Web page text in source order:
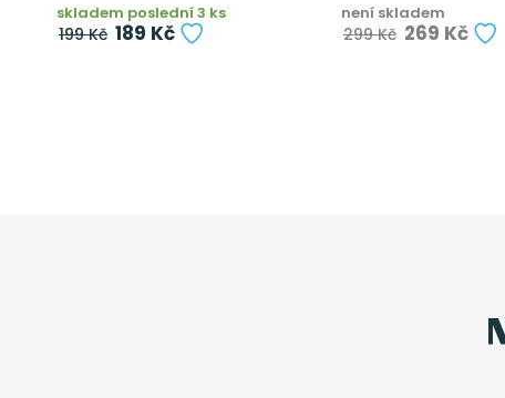
skladem poslední 3 ks
199 Kč 189 Kč
není skladem
299 Kč 269 Kč